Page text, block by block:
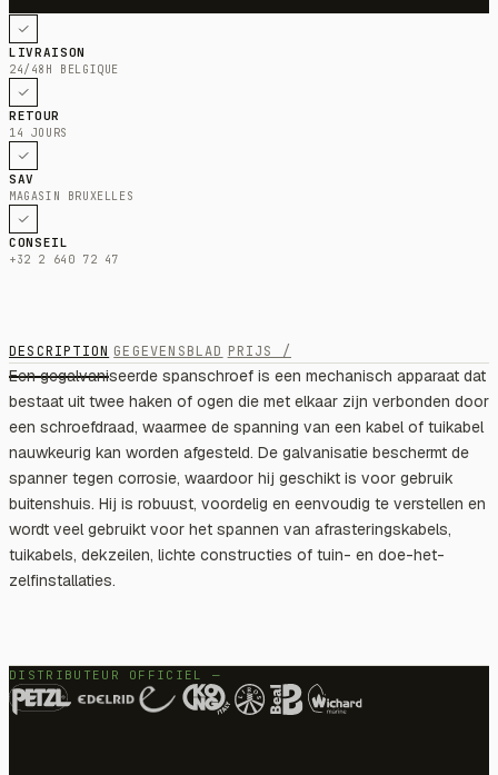
LIVRAISON
24/48H BELGIQUE
RETOUR
14 JOURS
SAV
MAGASIN BRUXELLES
CONSEIL
+32 2 640 72 47
DESCRIPTION GEGEVENSBLAD PRIJS /
Een gegalvaniseerde spanschroef is een mechanisch apparaat dat
bestaat uit twee haken of ogen die met elkaar zijn verbonden door
een schroefdraad, waarmee de spanning van een kabel of tuikabel
nauwkeurig kan worden afgesteld. De galvanisatie beschermt de
spanner tegen corrosie, waardoor hij geschikt is voor gebruik
buitenshuis. Hij is robuust, voordelig en eenvoudig te verstellen en
wordt veel gebruikt voor het spannen van afrasteringskabels,
tuikabels, dekzeilen, lichte constructies of tuin- en doe-het-
zelfinstallaties.
DISTRIBUTEUR OFFICIEL —